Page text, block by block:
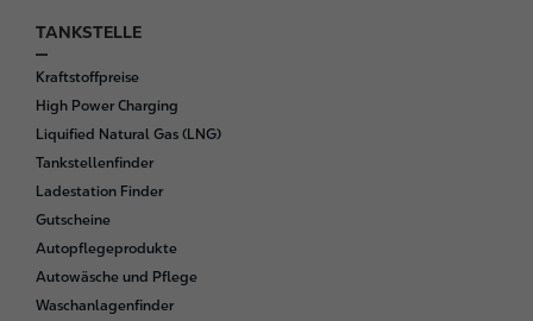
F
o
o
t
e
r
TANKSTELLE
Kraftstoffpreise
High Power Charging
Liquified Natural Gas (LNG)
Tankstellenfinder
Ladestation Finder
Gutscheine
Autopflegeprodukte
Autowäsche und Pflege
Waschanlagenfinder